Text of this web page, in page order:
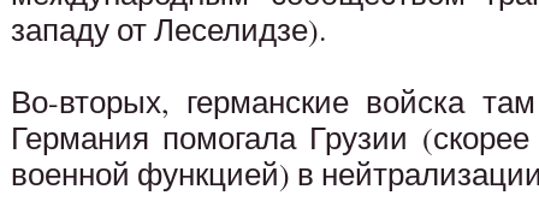
западу от Леселидзе).
Во-вторых, германские войска
Германия помогала Грузии
военной функцией) в